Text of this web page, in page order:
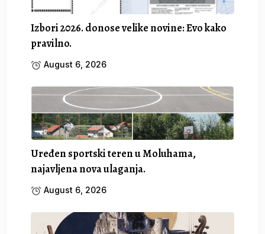
Izbori 2026. donose velike novine: Evo kako
pravilno.
August 6, 2026
Uređen sportski teren u Moluhama,
najavljena nova ulaganja.
August 6, 2026